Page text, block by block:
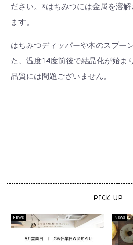
ださい。※はちみつには金属を溶
ます。
はちみつディッパーや木のスプー
た、温度14度前後で結晶化が始ま
品質には問題ございません。
PICK UP
NEWS NEWS